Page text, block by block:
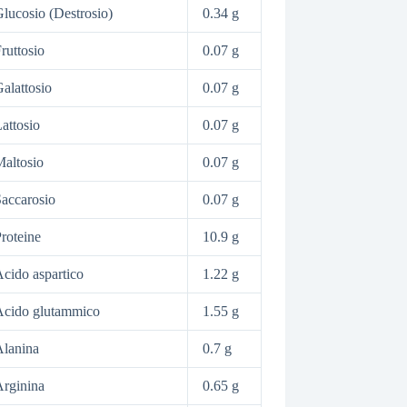
(Destrosio) 0.34 g
0.07 g
0.07 g
0.07 g
0.07 g
0.07 g
10.9 g
aspartico 1.22 g
glutammico 1.55 g
0.7 g
0.65 g